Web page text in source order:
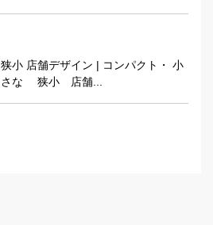
狭小 店舗デザイン | コンパクト・ 小
さな 狭小 店舗...